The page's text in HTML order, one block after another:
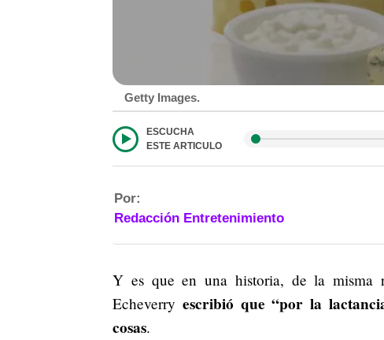
Getty Images.
ESCUCHA
ESTE ARTICULO
Por:
Redacción Entretenimiento
Y es que en una historia, de la misma
Echeverry escribió que “por la
cosas.